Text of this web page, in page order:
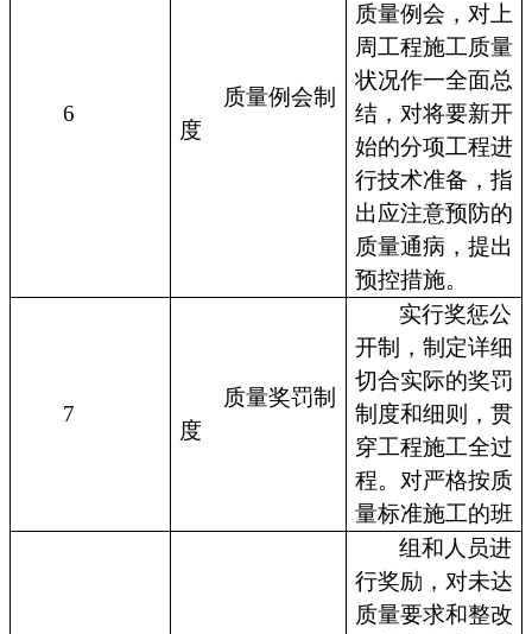
6
质量例会制
度
质量例会，对上
周工程施工质量
状况作一全面总
结，对将要新开
始的分项工程进
行技术准备，指
出应注意预防的
质量通病，提出
预控措施。
7
质量奖罚制
度
实行奖惩公
开制，制定详细
切合实际的奖罚
制度和细则，贯
穿工程施工全过
程。对严格按质
量标准施工的班
组和人员进
行奖励，对未达
质量要求和整改